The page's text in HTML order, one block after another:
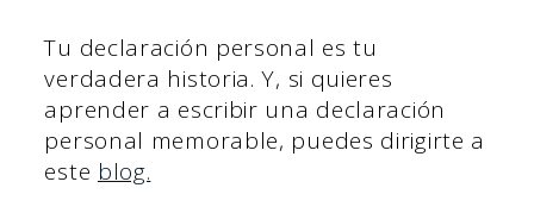
Tu declaración personal es tu
verdadera historia. Y, si quieres
aprender a escribir una declaración
personal memorable, puedes dirigirte a
este blog.